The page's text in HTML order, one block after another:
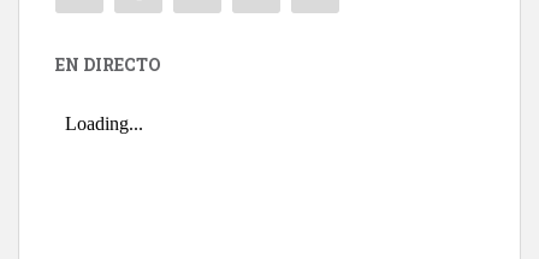
EN DIRECTO